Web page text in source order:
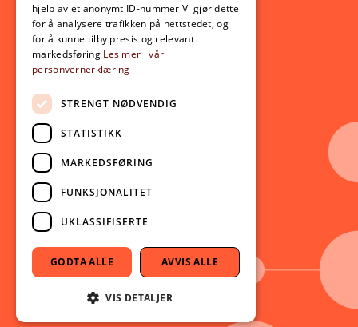
Aktuelt
Nyheter
Arrangementer
Nyhetsbrev
Ledige stillinger
Følg oss på sosiale medier:
Facebook
Instagram
Youtube
LinkedIn
TikTok
hjelp av et anonymt ID-nummer Vi gjør dette
for å analysere trafikken på nettstedet, og
for å kunne tilby presis og relevant
markedsføring Les mer i vår
personvernerklæring
STRENGT NØDVENDIG
STATISTIKK
MARKEDSFØRING
FUNKSJONALITET
UKLASSIFISERTE
GODTA ALLE AVVIS ALLE
VIS DETALJER